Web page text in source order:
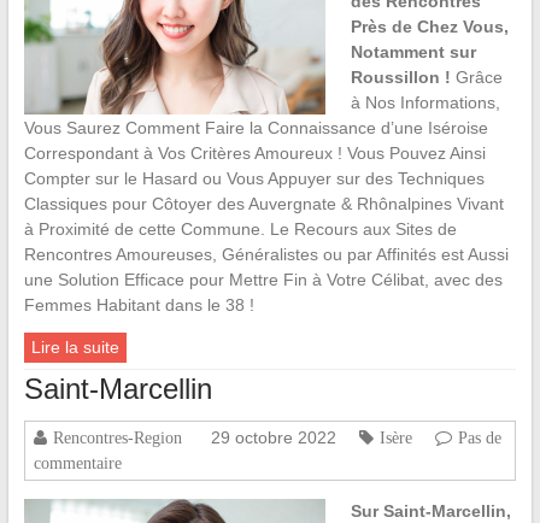
Près de Chez Vous,
Notamment sur
Roussillon ! Grâce
à Nos Informations,
Vous Saurez Comment Faire la Connaissance d’une Iséroise
Correspondant à Vos Critères Amoureux ! Vous Pouvez Ainsi
Compter sur le Hasard ou Vous Appuyer sur des Techniques
Classiques pour Côtoyer des Auvergnate & Rhônalpines Vivant
à Proximité de cette Commune. Le Recours aux Sites de
Rencontres Amoureuses, Généralistes ou par Affinités est Aussi
une Solution Efficace pour Mettre Fin à Votre Célibat, avec des
Femmes Habitant dans le 38 !
Lire la suite
Saint-Marcellin
Rencontres-Region 29 octobre 2022 Isère
Pas de
commentaire
Sur Saint-Marcellin,